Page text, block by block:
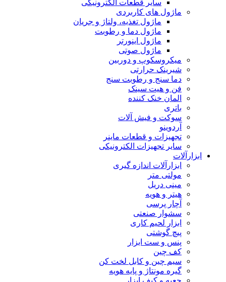
سایر قطعات الکترونیکی
ماژول های کاربردی
ماژول تغذیه، ولتاژ و جریان
ماژول دما و رطوبت
ماژول اینورتر
ماژول صوتی
میکروسکوپ و دوربین
شیرینک حرارتی
دما سنج و رطوبت سنج
فن و هیت سینک
المان خنک کننده
باتری
سوکت و فیش آلات
آردوینو
تجهیزات و قطعات ماینر
سایر تجهیزات الکترونیکی
ابزارآلات
ابزارآلات اندازه گیری
مولتی متر
مینی دریل
هیتر و هویه
آچار پرسی
سشوار صنعتی
ابزار لحیم کاری
پیچ گوشتی
پنس و ست ابزار
کف چین
سیم چین و کابل لخت کن
گیره مونتاژ و پایه هویه
جعبه و کیف ابزار